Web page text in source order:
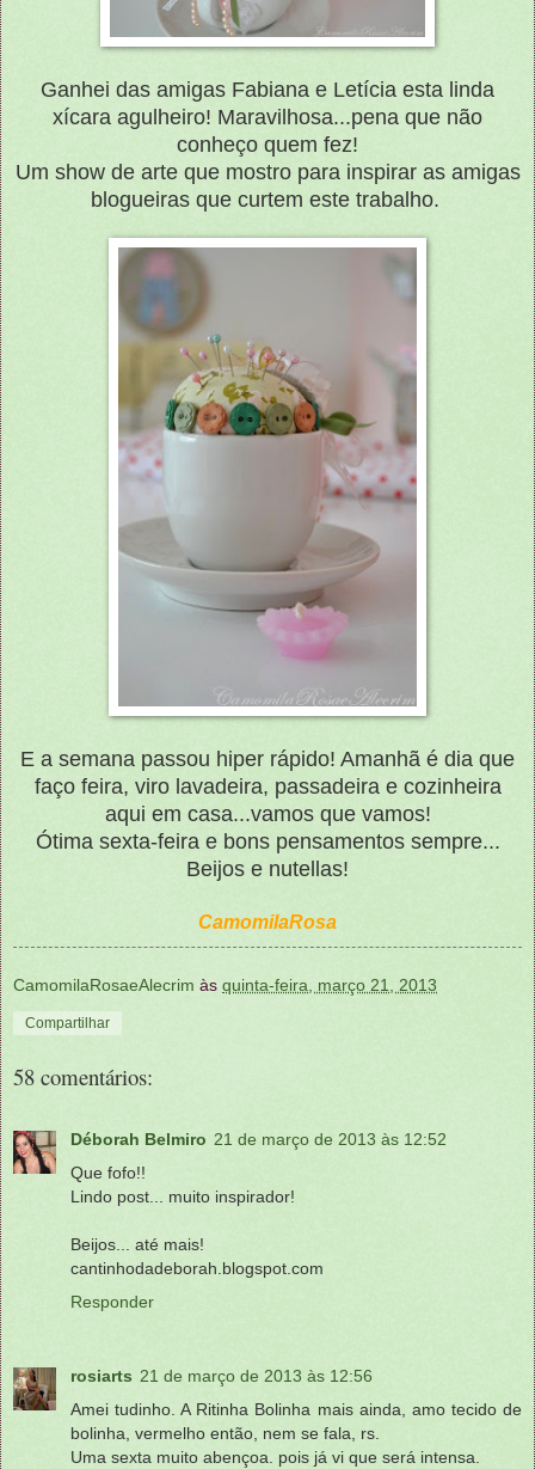
Ganhei das amigas Fabiana e Letícia esta linda
xícara agulheiro! Maravilhosa...pena que não
conheço quem fez!
Um show de arte que mostro para inspirar as amigas
blogueiras que curtem este trabalho.
E a semana passou hiper rápido! Amanhã é dia que
faço feira, viro lavadeira, passadeira e cozinheira
aqui em casa...vamos que vamos!
Ótima sexta-feira e bons pensamentos sempre...
Beijos e nutellas!
CamomilaRosa
CamomilaRosaeAlecrim às quinta-feira, março 21, 2013
Compartilhar
58 comentários:
Déborah Belmiro 21 de março de 2013 às 12:52
Que fofo!!
Lindo post... muito inspirador!
Beijos... até mais!
cantinhodadeborah.blogspot.com
Responder
rosiarts 21 de março de 2013 às 12:56
Amei tudinho. A Ritinha Bolinha mais ainda, amo tecido de
bolinha, vermelho então, nem se fala, rs.
Uma sexta muito abençoa. pois já vi que será intensa.